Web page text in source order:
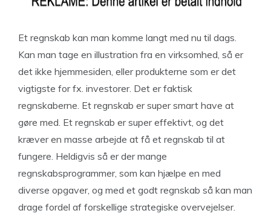
Et regnskab kan man komme langt med nu til dags.
Kan man tage en illustration fra en virksomhed, så er
det ikke hjemmesiden, eller produkterne som er det
vigtigste for fx. investorer. Det er faktisk
regnskaberne. Et regnskab er super smart have at
gøre med. Et regnskab er super effektivt, og det
kræver en masse arbejde at få et regnskab til at
fungere. Heldigvis så er der mange
regnskabsprogrammer, som kan hjælpe en med
diverse opgaver, og med et godt regnskab så kan man
drage fordel af forskellige strategiske overvejelser.